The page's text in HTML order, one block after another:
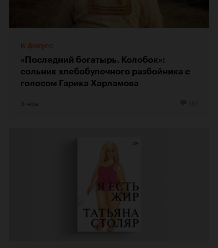
В фокусе
«Последний богатырь. Колобок»:
сольник хлебобулочного разбойника с
голосом Гарика Харламова